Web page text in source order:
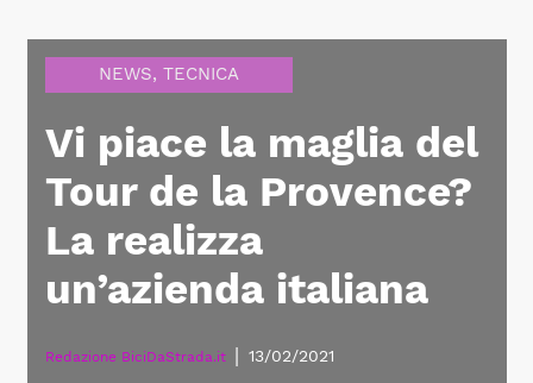
NEWS, TECNICA
Vi piace la maglia del
Tour de la Provence?
La realizza
un’azienda italiana
Redazione BiciDaStrada.it 13/02/2021